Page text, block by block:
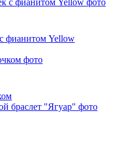
фианитом Yellow